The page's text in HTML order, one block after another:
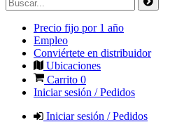
Precio fijo por 1 año
Empleo
Conviértete en distribuidor
Ubicaciones
Carrito 0
Iniciar sesión / Pedidos
Iniciar sesión / Pedidos